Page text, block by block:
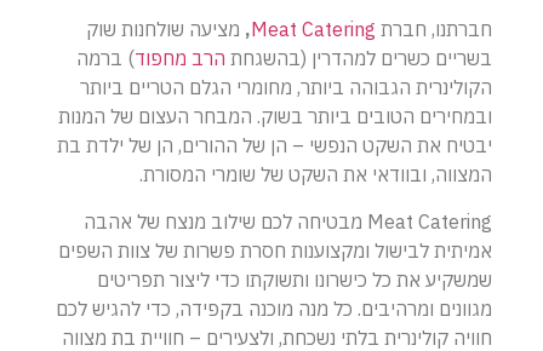
חברתנו, חברת Meat Catering
, מציעה שולחנות שוק
בשריים כשרים למהדרין (בהשגחת הרב מחפוד) ברמה
הקולינרית הגבוהה ביותר, מחומרי הגלם הטריים ביותר
ובמחירים הטובים ביותר בשוק. המבחר העצום של המנות
יבטיח את השקט הנפשי – הן של ההורים, הן של ילדת בת
המצווה, ובוודאי את השקט של שומרי המסורת.
Meat Catering מבטיחה לכם שילוב מנצח של אהבה
אמיתית לבישול ומקצוענות חסרת פשרות של צוות השפים
שמשקיע את כל כישרונו ותשוקתו כדי ליצור תפריטים
מגוונים ומרהיבים. כל מנה מוכנה בקפידה, כדי להגיש לכם
חוויה קולינרית בלתי נשכחת, ולצעירים – חוויית בת מצווה